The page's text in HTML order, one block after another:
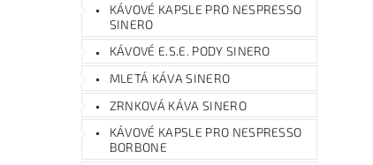
KÁVOVÉ KAPSLE PRO NESPRESSO
SINERO
KÁVOVÉ E.S.E. PODY SINERO
MLETÁ KÁVA SINERO
ZRNKOVÁ KÁVA SINERO
KÁVOVÉ KAPSLE PRO NESPRESSO
BORBONE